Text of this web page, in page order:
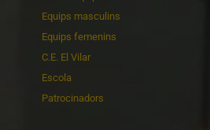
Equips masculins
Equips femenins
C.E. El Vilar
Escola
Patrocinadors